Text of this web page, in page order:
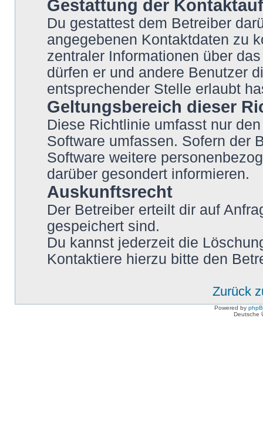
Gestattung der
Du gestattest dem Betreiber
angegebenen Kontaktdaten zu
zentraler Informationen über
dürfen er und andere Benutzer
entsprechender Stelle erlaubt
Geltungsbereich dieser
Diese Richtlinie umfasst nur
Software umfassen. Sofern der
Software weitere
darüber gesondert informieren.
Auskunftsrecht
Der Betreiber erteilt dir auf
gespeichert sind.
Du kannst jederzeit die
Kontaktiere hierzu bitte den
Zurück
Powered by
Deutsche